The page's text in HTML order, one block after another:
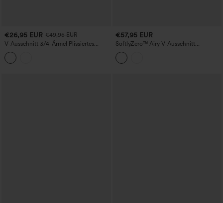
€26,95 EUR €49,95 EUR
V-Ausschnitt 3/4-Ärmel Plissiertes
High-Low Midi Casual Kleid
€57,95 EUR
SoftlyZero™ Airy V-Ausschnitt
ärmelloses Midikleid mit nicht
herausnehmbarem Polster, kühlender
Oberfläche und Taschen D-F